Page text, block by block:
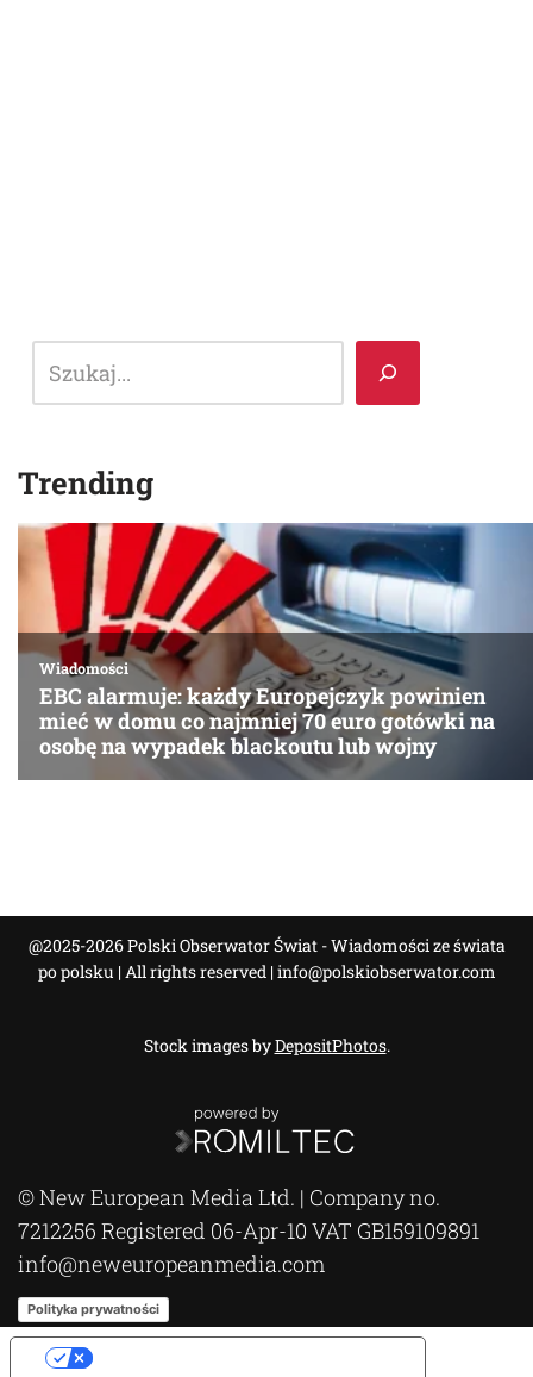
Trending
@2025-2026 Polski Obserwator Świat - Wiadomości ze świata
po polsku | All rights reserved | info@polskiobserwator.com
Stock images byDepositPhotos.
© New European Media Ltd. | Company no.
7212256 Registered 06-Apr-10 VAT GB159109891
info@neweuropeanmedia.com
Polityka prywatności
Opcje prywatności użytkownika